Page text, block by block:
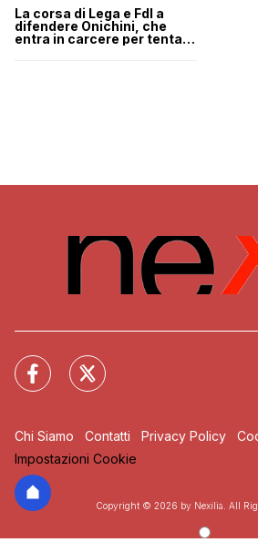
La corsa di Lega e FdI a
difendere Onichini, che
entra in carcere per tentato
Chi Siamo Contatti Privacy Policy
Impostazioni Cookie
Copyright © 2026 by Nexilia. All